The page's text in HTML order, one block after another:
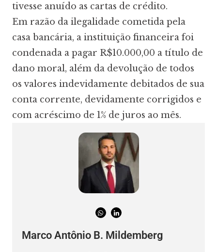
tivesse anuído as cartas de crédito.
Em razão da ilegalidade cometida pela
casa bancária, a instituição financeira foi
condenada a pagar R$10.000,00 a título de
dano moral, além da devolução de todos
os valores indevidamente debitados de sua
conta corrente, devidamente corrigidos e
com acréscimo de 1% de juros ao mês.
Marco Antônio B. Mildemberg